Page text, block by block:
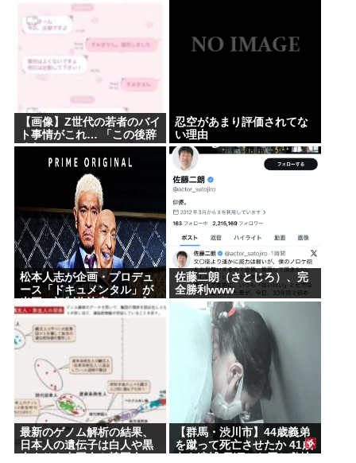
【画像】Z世代の若者のバイ
ト事情がこれ… 「この後辞
めた 」
忍空があまり評価されてな
い理由
松本人志が企画・プロデュ
ース「ドキュメンタル」が
米国で初制作決定 シンプル
な設定に国境超えた支持
佐藤二朗（さとじろ）、完
全勝利www
最新のゲノム解析の結果、
日本人の遺伝子は白人や黒
【群馬・渋川市】44歳義弟
を蹴って死亡させたか 41歳